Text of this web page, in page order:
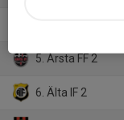
5. Årsta FF 2
6. Älta IF 2